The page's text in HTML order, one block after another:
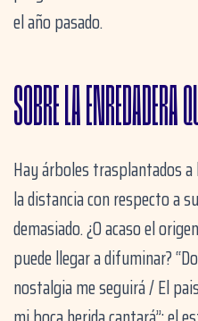
el año pasado.
SOBRE LA ENREDADERA
Hay árboles trasplantados a
la distancia con respecto a
demasiado. ¿O acaso el
puede llegar a difuminar?
nostalgia me seguirá / El